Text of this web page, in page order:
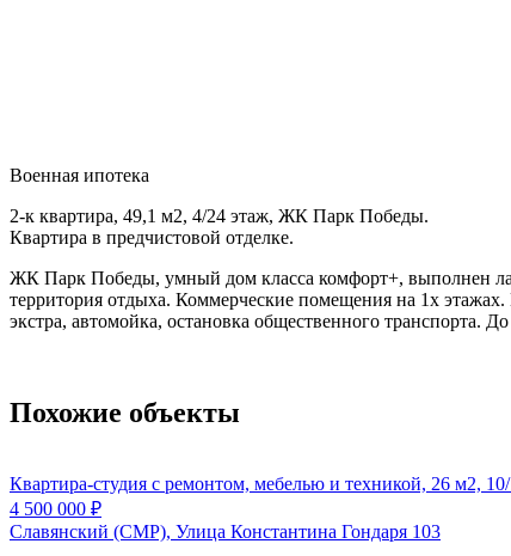
Военная ипотека
2-к квартира, 49,1 м2, 4/24 этаж, ЖК Парк Победы.
Квартира в предчистовой отделке.
ЖК Парк Победы, умный дом класса комфорт+, выполнен
территория отдыха. Коммерческие помещения на 1х
экстра, автомойка, остановка общественного
Похожие объекты
Квартира-студия с ремонтом, мебелью и техникой, 26 м2,
4 500 000 ₽
Славянский (СМР), Улица Константина Гондаря 103